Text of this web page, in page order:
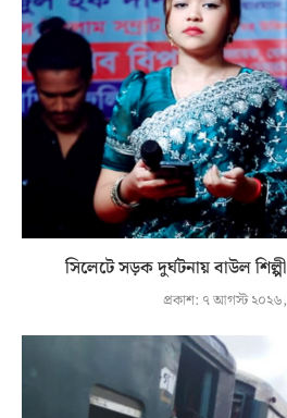
সিলেটে সড়ক দুর্ঘটনায় বাউল
প্রকাশ: ৭ আগস্ট